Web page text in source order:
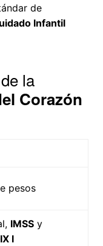
de
Infantil
la
Corazón
pesos
IMSSy
I